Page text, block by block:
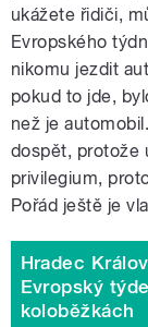
ukážete řidiči,
Evropského
nikomu jezdit
pokud to jde,
než je
dospět, protože
privilegium,
Pořád ještě je
Hradec
Evropský
koloběžkách